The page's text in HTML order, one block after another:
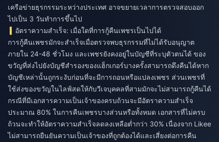
เครือข่ายธุรกรรมระหว่างประเทศ อาจขยายเวลาการตรวจสอบออก
ไปเป็น 3 วันทำการขึ้นไป
อัตราความสำเร็จ: เมื่อใดที่การกู้คืนเพชรเป็นไปได้
การกู้คืนเพชรมักจะสำเร็จเมื่อตรวจพบธุรกรรมที่ไม่ได้รับอนุญาต
ภายใน 24-48 ชั่วโมง และเพชรยังคงอยู่ในบัญชีที่ระบุตัวตนได้ ของ
ขวัญที่ส่งไปยังบัญชีสำรองของแฮ็กเกอร์บางครั้งสามารถดึงคืนได้หาก
บัญชีเหล่านั้นถูกระงับก่อนที่จะมีการถอนหรือแปลงเพชร ส่วนเพชรที่
ใช้ส่งของขวัญในไลฟ์สดให้กับวีเจบุคคลที่สามมักจะไม่สามารถกู้คืนได้
กรณีที่มีเอกสารความเป็นเจ้าของครบถ้วนจะมีอัตราความสำเร็จ
ประมาณ 80% ในการคืนเพชรบางส่วนหรือทั้งหมด เอกสารที่ไม่ครบ
ถ้วนจะทำให้อัตราความสำเร็จลดลงเหลือต่ำกว่า 30% เนื่องจาก Likee
ไม่สามารถยืนยันความเป็นเจ้าของที่ถูกต้องได้และเสี่ยงต่อการคืน